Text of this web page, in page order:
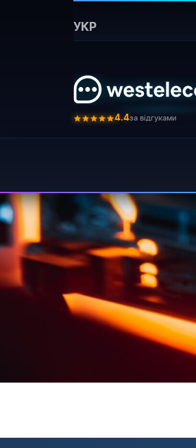
УКР
4.4за відгуками